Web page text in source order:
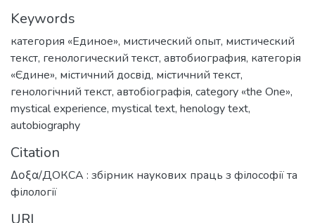
Keywords
категория «Единое», мистический опыт, мистический
текст, генологический текст, автобиография, категорія
«Єдине», містичний досвід, містичний текст,
генологічний текст, автобіографія, category «the One»,
mystical experience, mystical text, henology text,
autobiography
Citation
Δοξα/ДОКСА : збірник наукових праць з філософії та
філології
URI